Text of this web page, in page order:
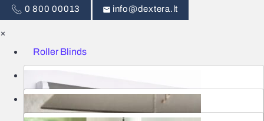
0 800 00013 info@dextera.lt
×
Roller Blinds
Smart Control